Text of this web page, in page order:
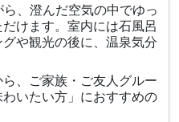
、澄んだ空気の中でゆっ
けます。室内には石風呂
や観光の後に、温泉気分
、ご家族・ご友人グルー
いたい方」におすすめの